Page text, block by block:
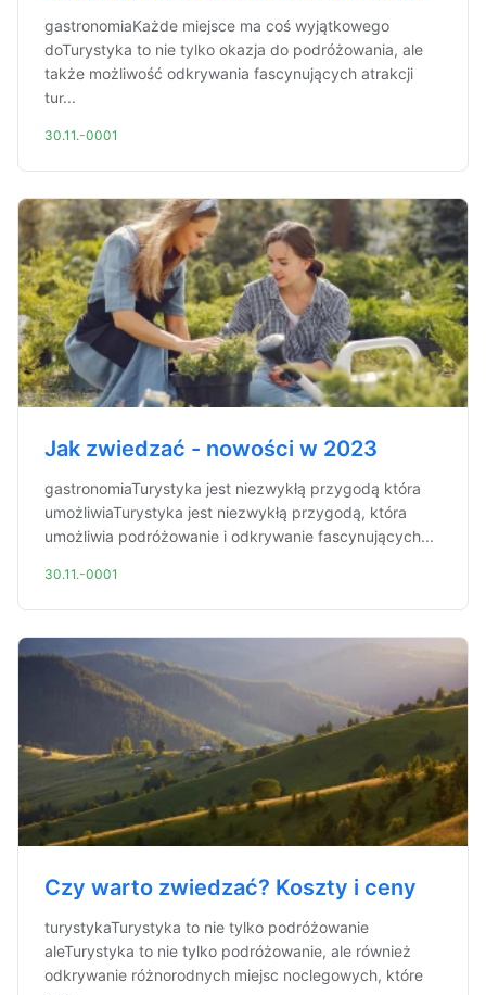
gastronomiaKażde miejsce ma coś wyjątkowego
doTurystyka to nie tylko okazja do podróżowania, ale
także możliwość odkrywania fascynujących atrakcji
tur...
30.11.-0001
Jak zwiedzać - nowości w 2023
gastronomiaTurystyka jest niezwykłą przygodą która
umożliwiaTurystyka jest niezwykłą przygodą, która
umożliwia podróżowanie i odkrywanie fascynujących...
30.11.-0001
Czy warto zwiedzać? Koszty i ceny
turystykaTurystyka to nie tylko podróżowanie
aleTurystyka to nie tylko podróżowanie, ale również
odkrywanie różnorodnych miejsc noclegowych, które